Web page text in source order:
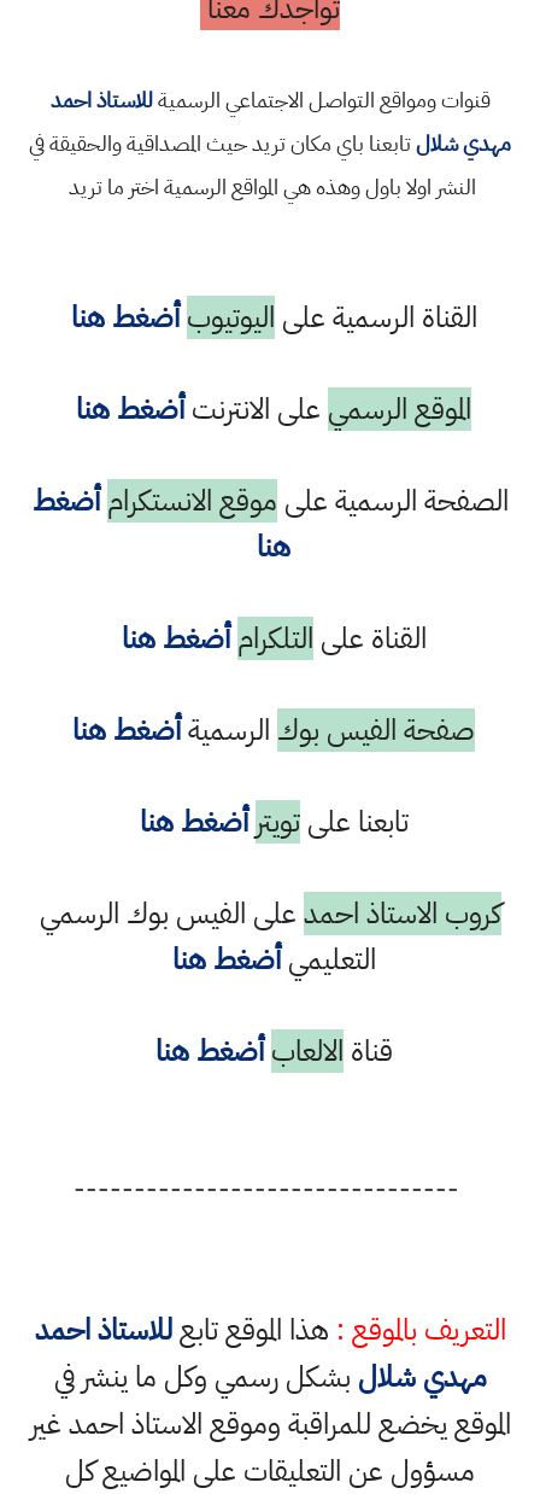
قنوات ومواقع التواصل الاجتماعي الرسميةللاستاذ احمد
مهدي شلالتابعنا باي مكان تريد حيث المصداقية والحقيقة في
النشر اولا باول وهذه هي المواقع الرسمية اختر ما تريد
القناة الرسمية على اليوتيوب أضغط هنا
الموقع الرسمي على الانترنتأضغط هنا
الصفحة الرسمية على موقع الانستكرام أضغط
هنا
القناة على التلكرام أضغط هنا
صفحة الفيس بوك الرسميةأضغط هنا
تابعنا علىتويتر أضغط هنا
كروب الاستاذ احمدعلى الفيس بوك الرسمي
التعليميأضغط هنا
قناة الالعاب أضغط هنا
--------------------------------
التعريف بالموقع : هذا الموقع تابعللاستاذ احمد
مهدي شلال بشكل رسمي وكل ما ينشر في
الموقع يخضع للمراقبة وموقع الاستاذ احمد غير
مسؤول عن التعليقات على المواضيع كل